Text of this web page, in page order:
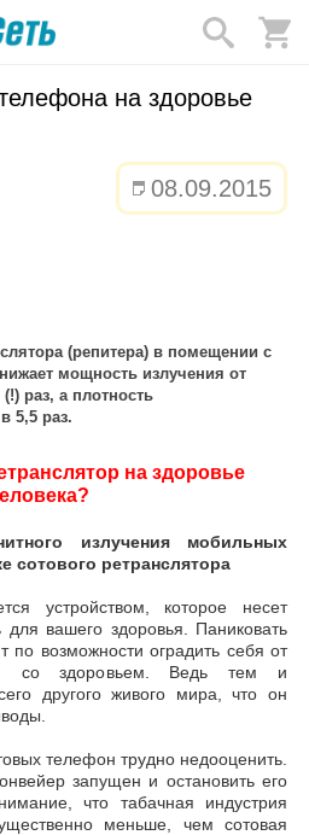
на здоровье
08.09.2015
(репитера) в помещении с
мощность излучения от
раз, а плотность
5,5 раз.
на здоровье
излучения мобильных
сотового ретранслятора
устройством, которое несет
для вашего здоровья. Паниковать
по возможности оградить себя от
со здоровьем. Ведь тем и
другого живого мира, что он
телефон трудно недооценить.
запущен и остановить его
что табачная индустрия
меньше, чем сотовая